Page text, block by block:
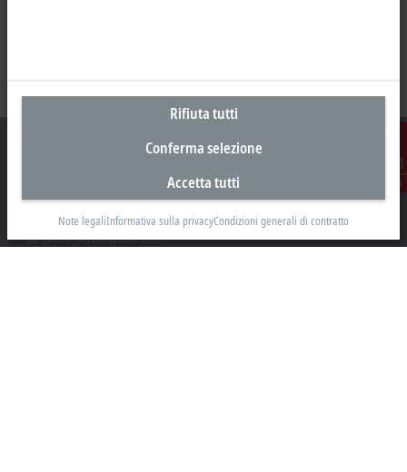
Contatti
Sede centrale Italia
Beckhoff Automation s.r.l.
Rifiuta tutti
Conferma selezione
Accetta tutti
Note legaliInformativa sulla privacyCondizioni generali di contratto